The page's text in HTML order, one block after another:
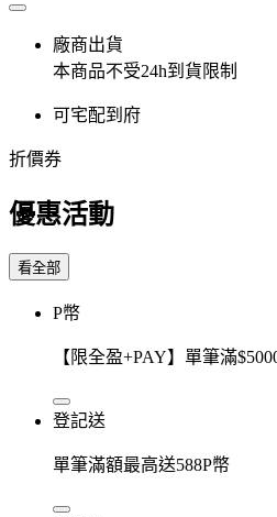
廠商出貨
本商品不受24h到貨限制
可宅配到府
折價券
優惠活動
看全部
P幣
【限全盈+PAY】單筆滿
登記送
單筆滿額最高送588P幣